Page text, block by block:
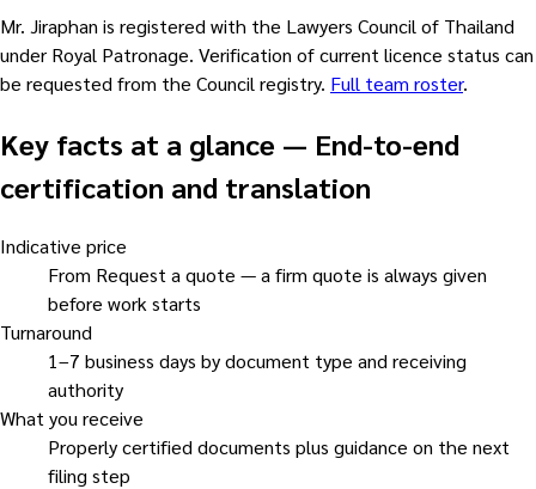
Mr. Jiraphan is registered with the Lawyers Council of Thailand
under Royal Patronage. Verification of current licence status can
be requested from the Council registry. Full team roster.
Key facts at a glance — End-to-end
certification and translation
Indicative price
From Request a quote — a firm quote is always given
before work starts
Turnaround
1–7 business days by document type and receiving
authority
What you receive
Properly certified documents plus guidance on the next
filing step